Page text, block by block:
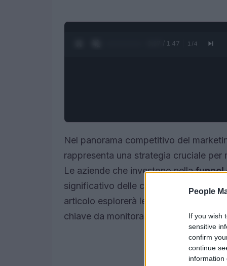
People
If you wish
sensitive
confirm
continue
information
0:28 / 1:47 1 /4
Nel panorama competitivo del
rappresenta una strategia cruciale
Le aziende che investono nellafunnel
significativo delle conversioni e una
articolo esplorerà le migliori pratiche
chiave da monitorare durante il